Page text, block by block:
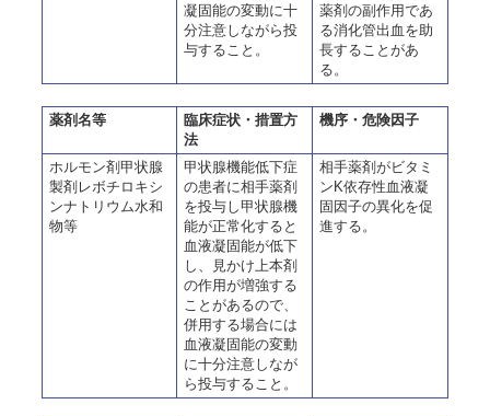
凝固能の変動に十
分注意しながら投
与すること。
薬剤の副作用であ
る消化管出血を助
長することがあ
る。
薬剤名等
臨床症状・措置方
法
機序・危険因子
ホルモン剤甲状腺
製剤レボチロキシ
ンナトリウム水和
物等
甲状腺機能低下症
の患者に相手薬剤
を投与し甲状腺機
能が正常化すると
血液凝固能が低下
し、見かけ上本剤
の作用が増強する
ことがあるので、
併用する場合には
血液凝固能の変動
に十分注意しなが
ら投与すること。
相手薬剤がビタミ
ンK依存性血液凝
固因子の異化を促
進する。